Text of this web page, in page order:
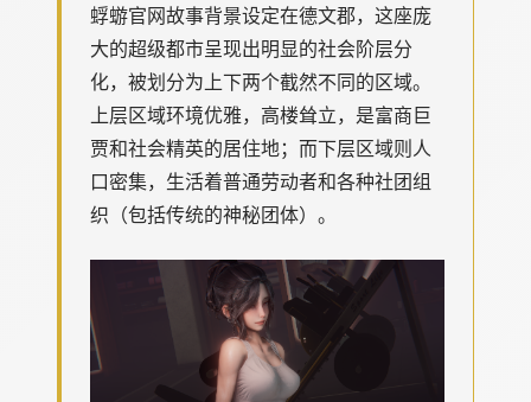
蜉蝣官网故事背景设定在德文郡，这座庞
大的超级都市呈现出明显的社会阶层分
化，被划分为上下两个截然不同的区域。
上层区域环境优雅，高楼耸立，是富商巨
贾和社会精英的居住地；而下层区域则人
口密集，生活着普通劳动者和各种社团组
织（包括传统的神秘团体）。